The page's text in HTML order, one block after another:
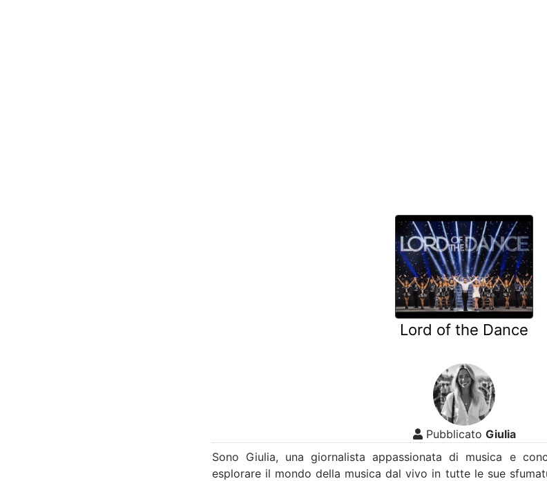
Lord of the Dance
Pubblicato Giulia
Sono Giulia, una giornalista appassionata di musica e
esplorare il mondo della musica dal vivo in tutte le sue